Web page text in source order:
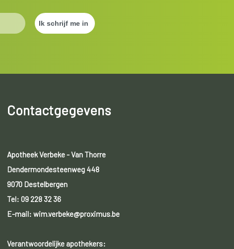
Contactgegevens
Apotheek Verbeke - Van Thorre
Dendermondesteenweg 448
9070 Destelbergen
Tel: 09 228 32 36
E-mail: wim.verbeke@proximus.be
Verantwoordelijke apothekers: